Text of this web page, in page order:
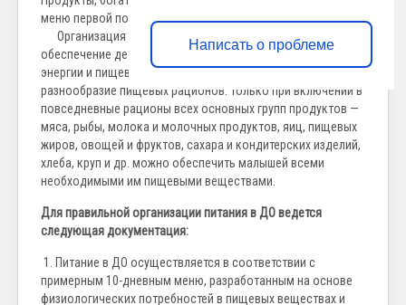
Написать о проблеме
меню первой половины дня.
Организация питания в ДО предусматривает
обеспечение детей большей частью необходимых им
энергии и пищевых веществ — максимальное
разнообразие пищевых рационов. Только при включении в
повседневные рационы всех основных групп продуктов —
мяса, рыбы, молока и молочных продуктов, яиц, пищевых
жиров, овощей и фруктов, сахара и кондитерских изделий,
хлеба, круп и др. можно обеспечить малышей всеми
необходимыми им пищевыми веществами.
Для правильной организации питания в ДО ведется
следующая документация:
1. Питание в ДО осуществляется в соответствии с
примерным 10-дневным меню, разработанным на основе
физиологических потребностей в пищевых веществах и